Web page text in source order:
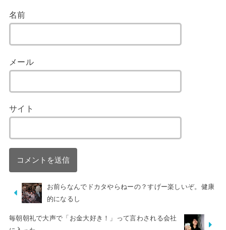
名前
メール
サイト
お前らなんでドカタやらねーの？すげー楽しいぞ。健康
的になるし
毎朝朝礼で大声で「お金大好き！」って言わされる会社